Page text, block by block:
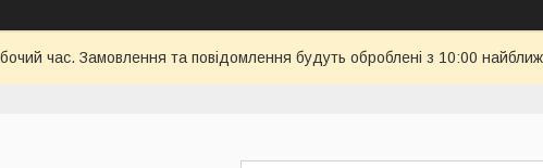
час. Замовлення та повідомлення будуть оброблені з 10:00